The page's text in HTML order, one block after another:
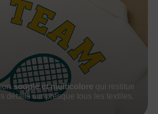
souple et multicolore qui restitue
détails sur presque tous les textiles.